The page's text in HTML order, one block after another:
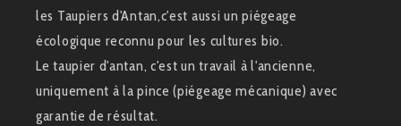
les Taupiers d'Antan,c'est aussi un piégeage
écologique reconnu pour les cultures bio.
Le taupier d'antan, c'est un travail à l'ancienne,
uniquement à la pince (piégeage mécanique) avec
garantie de résultat.